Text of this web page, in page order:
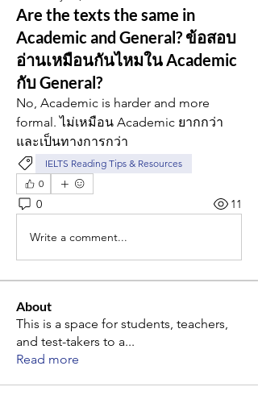
Are the texts the same in
Academic and General? ข้อสอบ
อ่านเหมือนกันไหมใน Academic
กับ General?
No, Academic is harder and more
formal. ไม่เหมือน Academic ยากกว่า
และเป็นทางการกว่า
IELTS Reading Tips & Resources
0
0 11
Write a comment...
About
This is a space for students, teachers,
and test-takers to a...
Read more